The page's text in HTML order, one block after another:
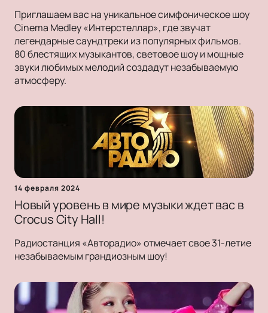
Приглашаем вас на уникальное симфоническое шоу
Cinema Medley «Интерстеллар», где звучат
легендарные саундтреки из популярных фильмов.
80 блестящих музыкантов, световое шоу и мощные
звуки любимых мелодий создадут незабываемую
атмосферу.
14 февраля 2024
Новый уровень в мире музыки ждет вас в
Crocus City Hall!
Радиостанция «Авторадио» отмечает свое 31-летие
незабываемым грандиозным шоу!